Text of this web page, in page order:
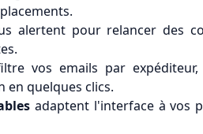
alertent pour relancer des
vos emails par
quelques clics.
adaptent l'interface à vos